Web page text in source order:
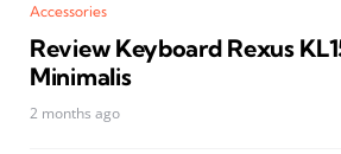
Accessories
Review Keyboard Rexus
Minimalis
2 months ago